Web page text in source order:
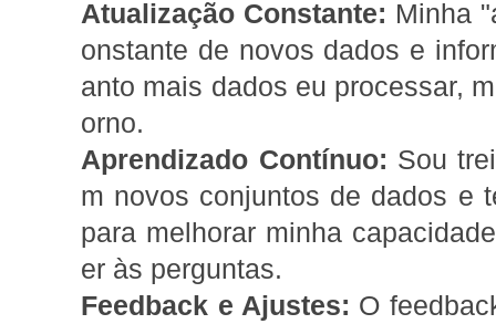
Atualização Constante: Minha
onstante de novos dados e
anto mais dados eu processar,
orno.
Aprendizado Contínuo: Sou
m novos conjuntos de dados e
para melhorar minha
er às perguntas.
Feedback e Ajustes: O